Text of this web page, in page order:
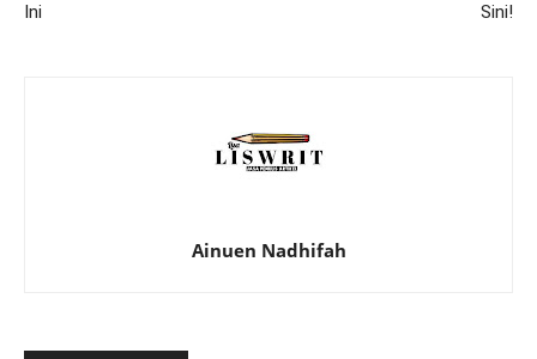
Ini
Sini!
Ainuen Nadhifah